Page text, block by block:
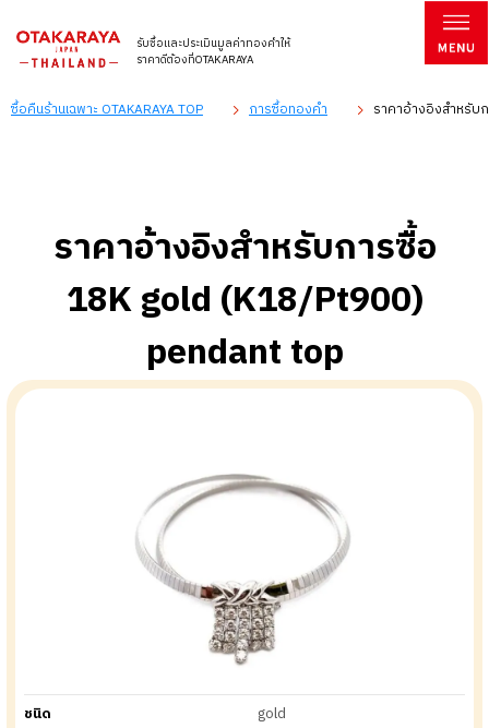
รับซื้อและประเมินมูลค่าทองคำให้
ราคาดีต้องที่OTAKARAYA
ซื้อคืนร้านเฉพาะ OTAKARAYA TOP การซื้อทองคำ ราคาอ้างอิงสำหรับ
ราคาอ้างอิงสำหรับการซื้อ
18K gold (K18/Pt900)
pendant top
ชนิด
gold